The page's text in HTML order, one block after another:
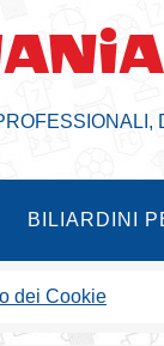
BILIARDINI
dei Cookie